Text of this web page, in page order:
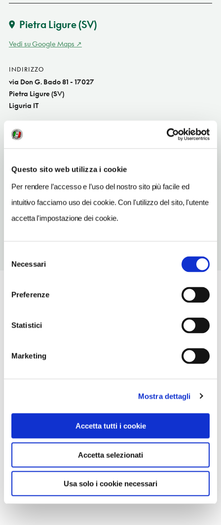
Questo sito web utilizza i cookie
Per rendere l’accesso e l’uso del nostro sito più facile ed
intuitivo facciamo uso dei cookie. Con l'utilizzo del sito, l'utente
accetta l'impostazione dei cookie.
delNecessari
Preferenze
Statistici
Marketing
Mostra dettagli
Accetta tutti i cookie
Accetta selezionati
Usa solo i cookie necessari
Pietra Ligure(SV)
Vedi su Google Maps
INDIRIZZO
via Don G. Bado 81 - 17027
Pietra Ligure (SV)
Liguria IT
www.facebook.com/paoloblubay
3394120754
ORARI DI APERTURA
; i giorni e gli orari di apertura possono subire variazioni.
Apertura/Chiusura annuale: